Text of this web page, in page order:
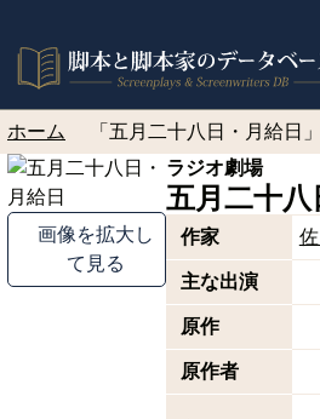
ホーム 「五月二十八日・月給日
画像を拡大し
て見る
ラジオ劇場
五月二十八
作家
主な出演
原作
原作者